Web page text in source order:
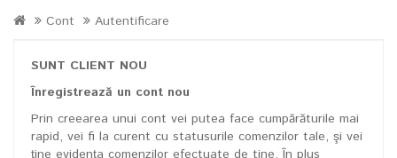
Cont Autentificare
SUNT CLIENT NOU
Înregistrează un cont nou
Prin creearea unui cont vei putea face cumpărăturile mai
rapid, vei fi la curent cu statusurile comenzilor tale, şi vei
ţine evidenţa comenzilor efectuate de tine. În plus